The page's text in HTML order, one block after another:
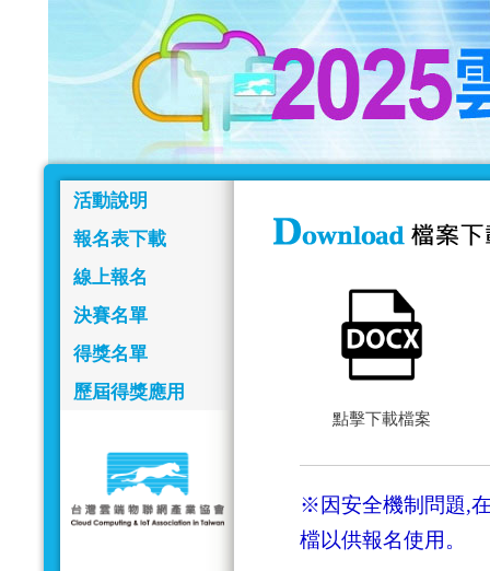
活動說明
報名表下載
線上報名
決賽名單
得獎名單
歷屆得獎應用
點擊下載檔案
※因安全機制問題,
檔以供報名使用。